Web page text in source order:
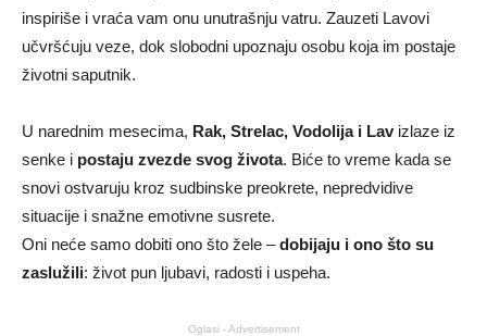
inspiriše i vraća vam onu unutrašnju vatru. Zauzeti Lavovi
učvršćuju veze, dok slobodni upoznaju osobu koja im postaje
životni saputnik.
U narednim mesecima, Rak, Strelac, Vodolija i Lavizlaze iz
senke i postaju zvezde svog života. Biće to vreme kada se
snovi ostvaruju kroz sudbinske preokrete, nepredvidive
situacije i snažne emotivne susrete.
Oni neće samo dobiti ono što žele –dobijaju i ono što su
zaslužili: život pun ljubavi, radosti i uspeha.
Oglasi - Advertisement